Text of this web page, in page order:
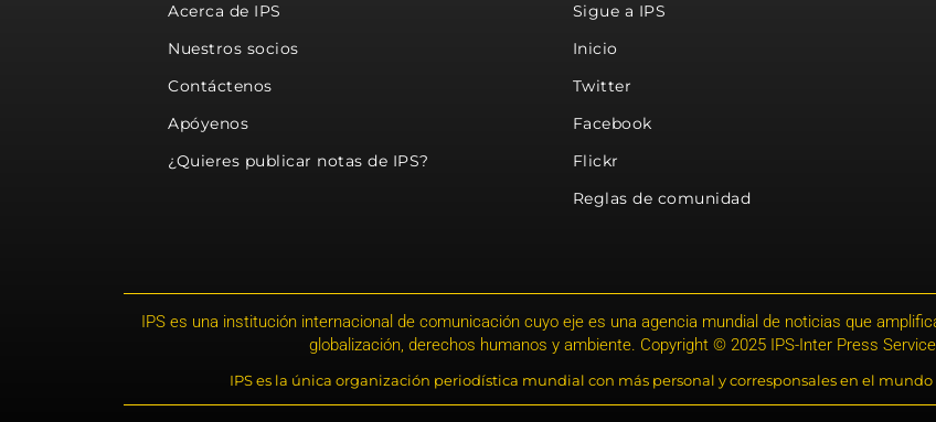
Acerca de IPS
Nuestros socios
Contáctenos
Apóyenos
¿Quieres publicar notas de IPS?
Sigue a IPS
Inicio
Twitter
Facebook
Flickr
Reglas de comunidad
IPS es una institución internacional de comunicación cuyo eje es una agencia mundial de noticias que
globalización, derechos humanos y ambiente. Copyright © 2025 IPS-Inter Press
IPS es la única organización periodística mundial con más personal y corresponsales en el mundo